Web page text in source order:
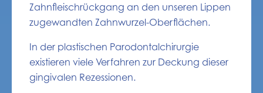
Zahnfleischrückgang an den unseren Lippen
zugewandten Zahnwurzel-Oberflächen.
In der plastischen Parodontalchirurgie
existieren viele Verfahren zur Deckung dieser
gingivalen Rezessionen.